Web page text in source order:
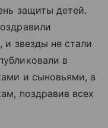
защиты детей.
и звезды не стали
в
и сыновьями, а
поздравив всех